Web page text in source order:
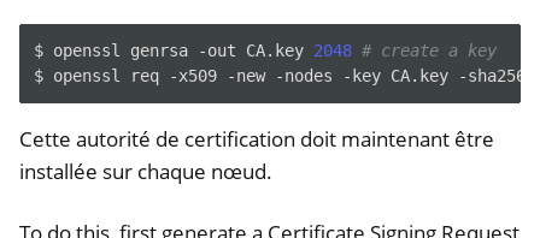
$ openssl genrsa -out CA.key 2048 # create a key
$ openssl req -x509 -new -nodes -key CA.key -sha256
Cette autorité de certification doit maintenant être
installée sur chaque nœud.